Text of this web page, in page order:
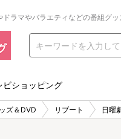
ラマやバラエティなどの番組グ
ビショッピング
ズ＆DVD リブート 日曜